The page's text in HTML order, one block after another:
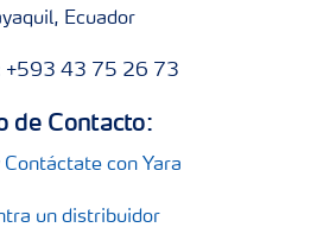
Ecuador
+593 43 75 26 73
de Contacto:
Contáctate con Yara
un distribuidor